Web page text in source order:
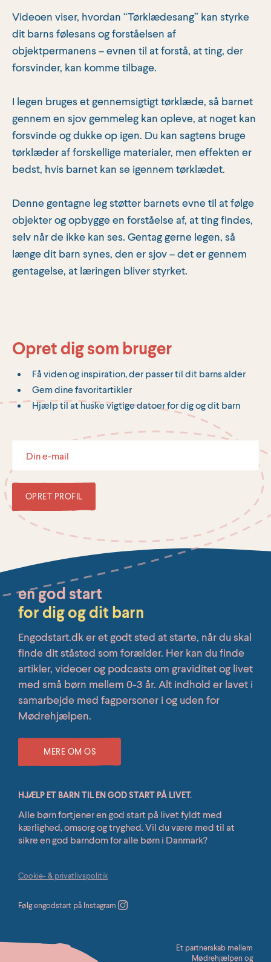
Videoen viser, hvordan “Tørklædesang” kan styrke
dit barns følesans og forståelsen af
objektpermanens – evnen til at forstå, at ting, der
forsvinder, kan komme tilbage.
I legen bruges et gennemsigtigt tørklæde, så barnet
gennem en sjov gemmeleg kan opleve, at noget kan
forsvinde og dukke op igen. Du kan sagtens bruge
tørklæder af forskellige materialer, men effekten er
bedst, hvis barnet kan se igennem tørklædet.
Denne gentagne leg støtter barnets evne til at følge
objekter og opbygge en forståelse af, at ting findes,
selv når de ikke kan ses. Gentag gerne legen, så
længe dit barn synes, den er sjov – det er gennem
gentagelse, at læringen bliver styrket.
Opret dig som bruger
Få viden og inspiration, der passer til dit barns alder
Gem dine favoritartikler
Hjælp til at huske vigtige datoer for dig og dit barn
OPRET PROFIL
en god start
for dig og dit barn
Engodstart.dk er et godt sted at starte, når du skal
finde dit ståsted som forælder. Her kan du finde
artikler, videoer og podcasts om graviditet og livet
med små børn mellem 0-3 år. Alt indhold er lavet i
samarbejde med fagpersoner i og uden for
Mødrehjælpen.
MERE OM OS
HJÆLP ET BARN TIL EN GOD START PÅ LIVET.
Alle børn fortjener en god start på livet fyldt med
kærlighed, omsorg og tryghed. Vil du være med til at
sikre en god barndom for alle børn i Danmark?
Et partnerskab mellem
Mødrehjælpen og
Følg engodstart på Instagram
Cookie- & privatlivspolitik